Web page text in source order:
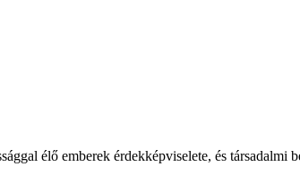
élő emberek érdekképviselete, és társadalmi